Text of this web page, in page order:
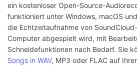
ein kostenloser Open-Source-
funktioniert unter Windows, macOS
die Echtzeitaufnahme von
Computer abgespielt wird, mit
Schneidefunktionen nach Bedarf. Sie
Songs in WAV, MP3 oder FLAC auf